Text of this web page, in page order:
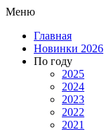
Меню
Главная
Новинки 2026
По году
2025
2024
2023
2022
2021